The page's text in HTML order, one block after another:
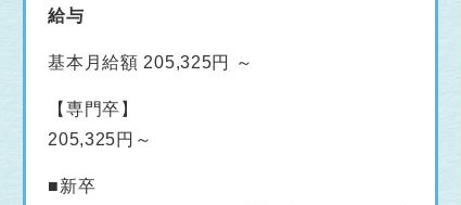
給与
基本月給額 205,325円 ～
【専門卒】
205,325円～
■新卒